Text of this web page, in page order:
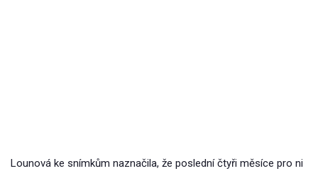
Lounová ke snímkům naznačila, že poslední čtyři měsíce pro ni